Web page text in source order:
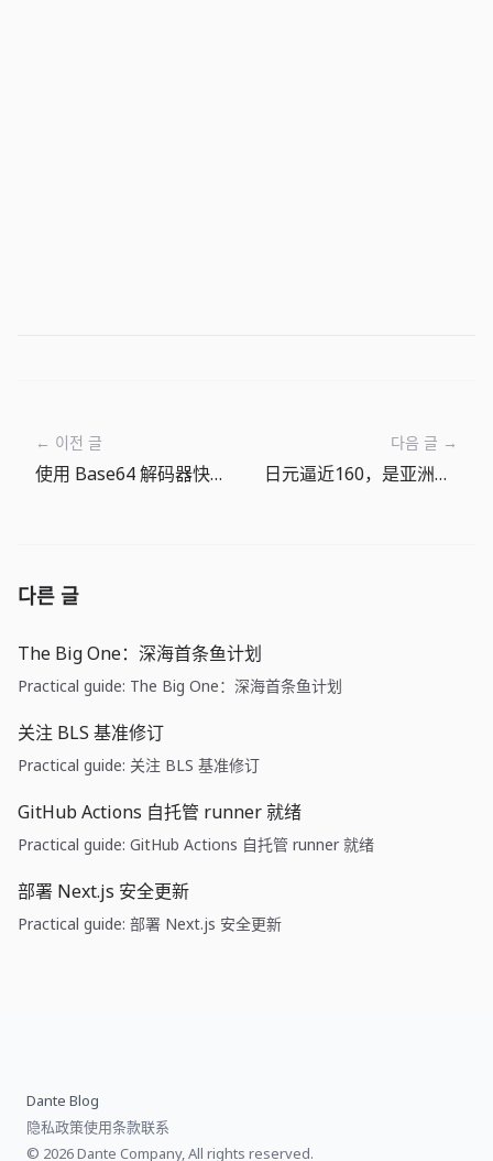
← 이전 글
使用 Base64 解码器快速检查 API 响应和 Webhook 负载
다음 글 →
日元逼近160，是亚洲融资成本变化的预警
다른 글
The Big One：深海首条鱼计划
Practical guide: The Big One：深海首条鱼计划
关注 BLS 基准修订
Practical guide: 关注 BLS 基准修订
GitHub Actions 自托管 runner 就绪
Practical guide: GitHub Actions 自托管 runner 就绪
部署 Next.js 安全更新
Practical guide: 部署 Next.js 安全更新
Dante Blog
隐私政策使用条款联系
© 2026 Dante Company, All rights reserved.